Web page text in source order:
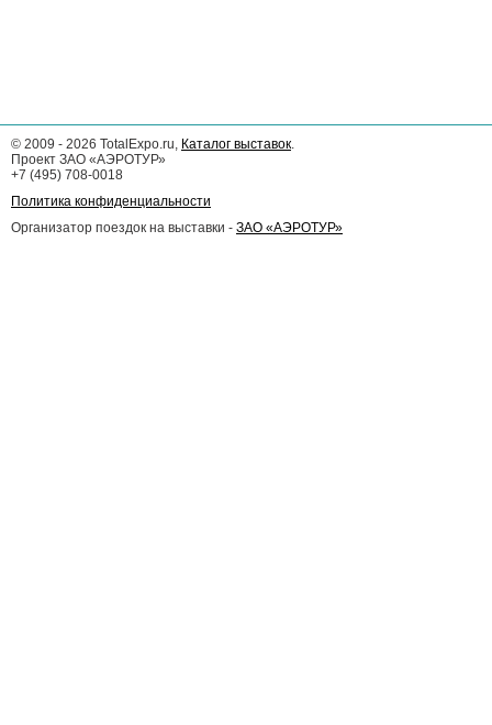
© 2009 - 2026 TotalExpo.ru, Каталог выставок.
Проект ЗАО «АЭРОТУР»
+7 (495) 708-0018
Политика конфиденциальности
Организатор поездок на выставки - ЗАО «АЭРОТУР»